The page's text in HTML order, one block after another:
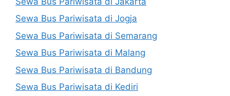
Sewa Bus Pariwisata di Jogja
Sewa Bus Pariwisata di Semarang
Sewa Bus Pariwisata di Malang
Sewa Bus Pariwisata di Bandung
Sewa Bus Pariwisata di Kediri